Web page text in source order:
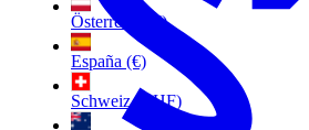
Österreich (€)
España (€)
Schweiz (CHF)